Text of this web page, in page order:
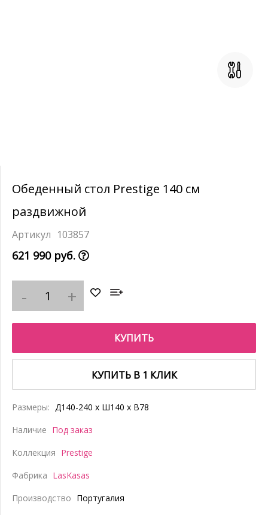
Обеденный стол Prestige 140 см
раздвижной
103857
621 990 руб.
КУПИТЬ
КУПИТЬ В 1 КЛИК
Размеры: Д140-240 x Ш140 x В78
Наличие Под заказ
Коллекция Prestige
Фабрика LasKasas
Производство Португалия